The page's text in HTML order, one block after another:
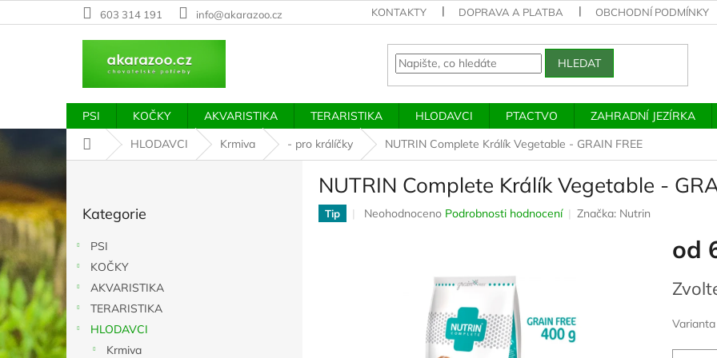
na
603 314 191 info@akarazoo.cz KONTAKTY DOPRAVA A PLATBA OBCHODNÍ PODMÍNKY
HLEDAT
PSI KOČKY AKVARISTIKA TERARISTIKA HLODAVCI PTACTVO ZAHRADNÍ JEZÍRKA
Domů
HLODAVCI Krmiva - pro králíčky NUTRIN Complete Králík Vegetable - GRAIN FREE
s
t
r
a
í
p
a
kategorie
Kategorie
PSI
KOČKY
AKVARISTIKA
TERARISTIKA
HLODAVCI
Krmiva
NUTRIN Complete Králík Vegetable -
Tip
Průměrné
Neohodnoceno Podrobnosti hodnocení Značka: Nutrin
od
cena:
Varianta